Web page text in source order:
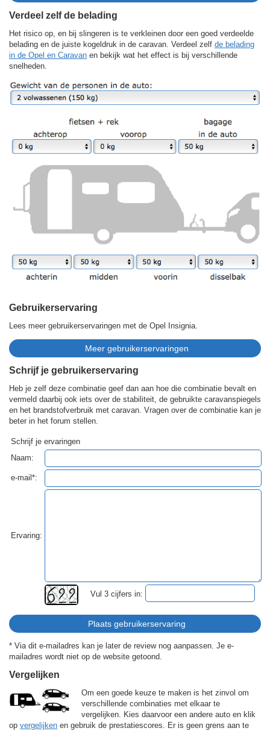
Verdeel zelf de belading
Het risico op, en bij slingeren is te verkleinen door een goed verdeelde
belading en de juiste kogeldruk in de caravan. Verdeel zelf de belading
in de Opel en Caravan en bekijk wat het effect is bij verschillende
snelheden.
Gebruikerservaring
Lees meer gebruikerservaringen met de Opel Insignia.
Schrijf je gebruikerservaring
Heb je zelf deze combinatie geef dan aan hoe die combinatie bevalt en
vermeld daarbij ook iets over de stabiliteit, de gebruikte caravanspiegels
en het brandstofverbruik met caravan. Vragen over de combinatie kan je
beter in het forum stellen.
Schrijf je ervaringen
Naam:
e-mail*:
Ervaring:
Vul 3 cijfers in:
* Via dit e-mailadres kan je later de review nog aanpassen. Je e-
mailadres wordt niet op de website getoond.
Vergelijken
Om een goede keuze te maken is het zinvol om
verschillende combinaties met elkaar te
vergelijken. Kies daarvoor een andere auto en klik
op vergelijken en gebruik de prestatiescores. Er is geen grens aan te